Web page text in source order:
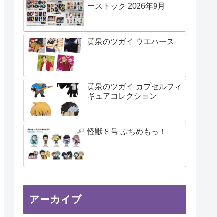
ーストック 2026年9月
黄泉のツガイ ウエハース
黄泉のツガイ カプセルフィ
ギュアコレクション
怪獣８号 ぷちめもっ！
アーカイブ